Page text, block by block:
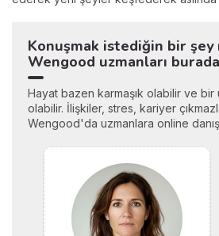
Konuşmak istediğin bir şey
Wengood uzmanları
Hayat bazen karmaşık olabilir ve
olabilir. İlişkiler, stres, kariyer
Wengood'da uzmanlara online